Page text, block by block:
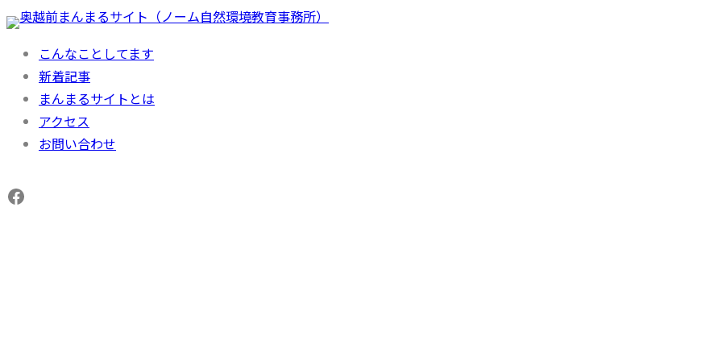
内
こんなことしてます
新着記事
まんまるサイトとは
アクセス
お問い合わせ
Facebook